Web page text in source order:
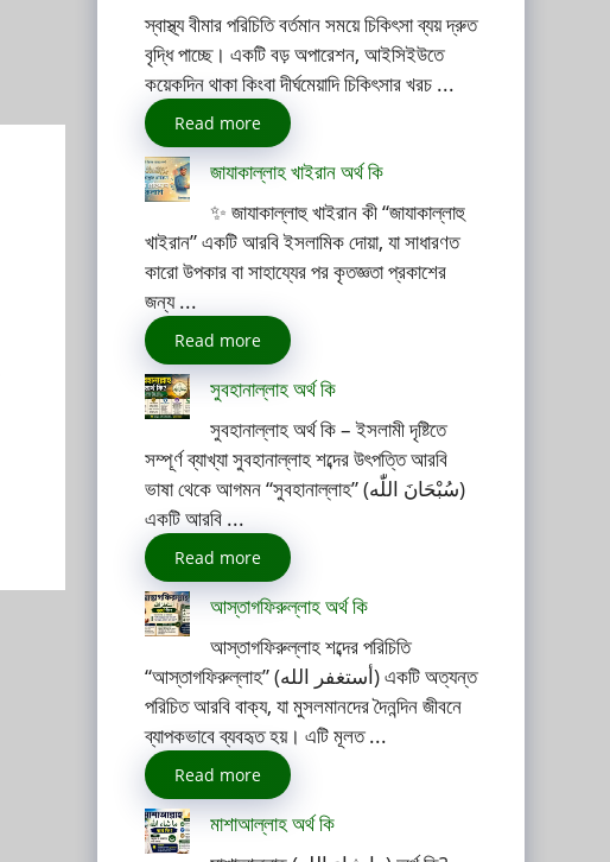
স্বাস্থ্য বীমার পরিচিতি বর্তমান সময়ে চিকিৎসা ব্যয় দ্রুত
বৃদ্ধি পাচ্ছে। একটি বড় অপারেশন, আইসিইউতে
কয়েকদিন থাকা কিংবা দীর্ঘমেয়াদি চিকিৎসার খরচ ...
Read more
জাযাকাল্লাহ খাইরান অর্থ কি
✨ জাযাকাল্লাহু খাইরান কী “জাযাকাল্লাহু
খাইরান” একটি আরবি ইসলামিক দোয়া, যা সাধারণত
কারো উপকার বা সাহায্যের পর কৃতজ্ঞতা প্রকাশের
জন্য ...
Read more
সুবহানাল্লাহ অর্থ কি
সুবহানাল্লাহ অর্থ কি – ইসলামী দৃষ্টিতে
সম্পূর্ণ ব্যাখ্যা সুবহানাল্লাহ শব্দের উৎপত্তি আরবি
ভাষা থেকে আগমন “সুবহানাল্লাহ” (سُبْحَانَ اللّٰه)
একটি আরবি ...
Read more
আস্তাগফিরুল্লাহ অর্থ কি
আস্তাগফিরুল্লাহ শব্দের পরিচিতি
“আস্তাগফিরুল্লাহ” (أستغفر الله) একটি অত্যন্ত
পরিচিত আরবি বাক্য, যা মুসলমানদের দৈনন্দিন জীবনে
ব্যাপকভাবে ব্যবহৃত হয়। এটি মূলত ...
Read more
মাশাআল্লাহ অর্থ কি